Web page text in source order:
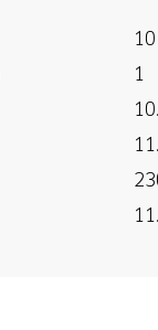
10
1